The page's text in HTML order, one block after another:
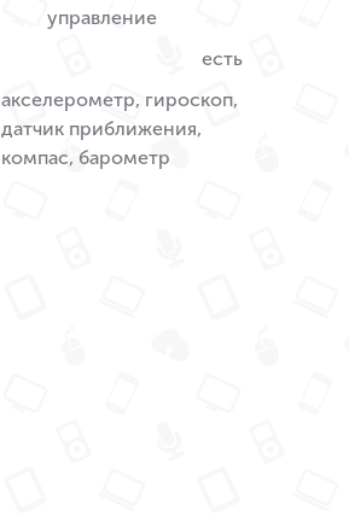
управление
есть
акселерометр, гироскоп,
датчик приближения,
компас, барометр